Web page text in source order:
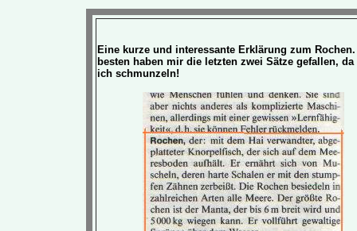
Eine kurze und interessante Erklärung zum
besten haben mir die letzten zwei Sätze gefallen, da
ich schmunzeln!